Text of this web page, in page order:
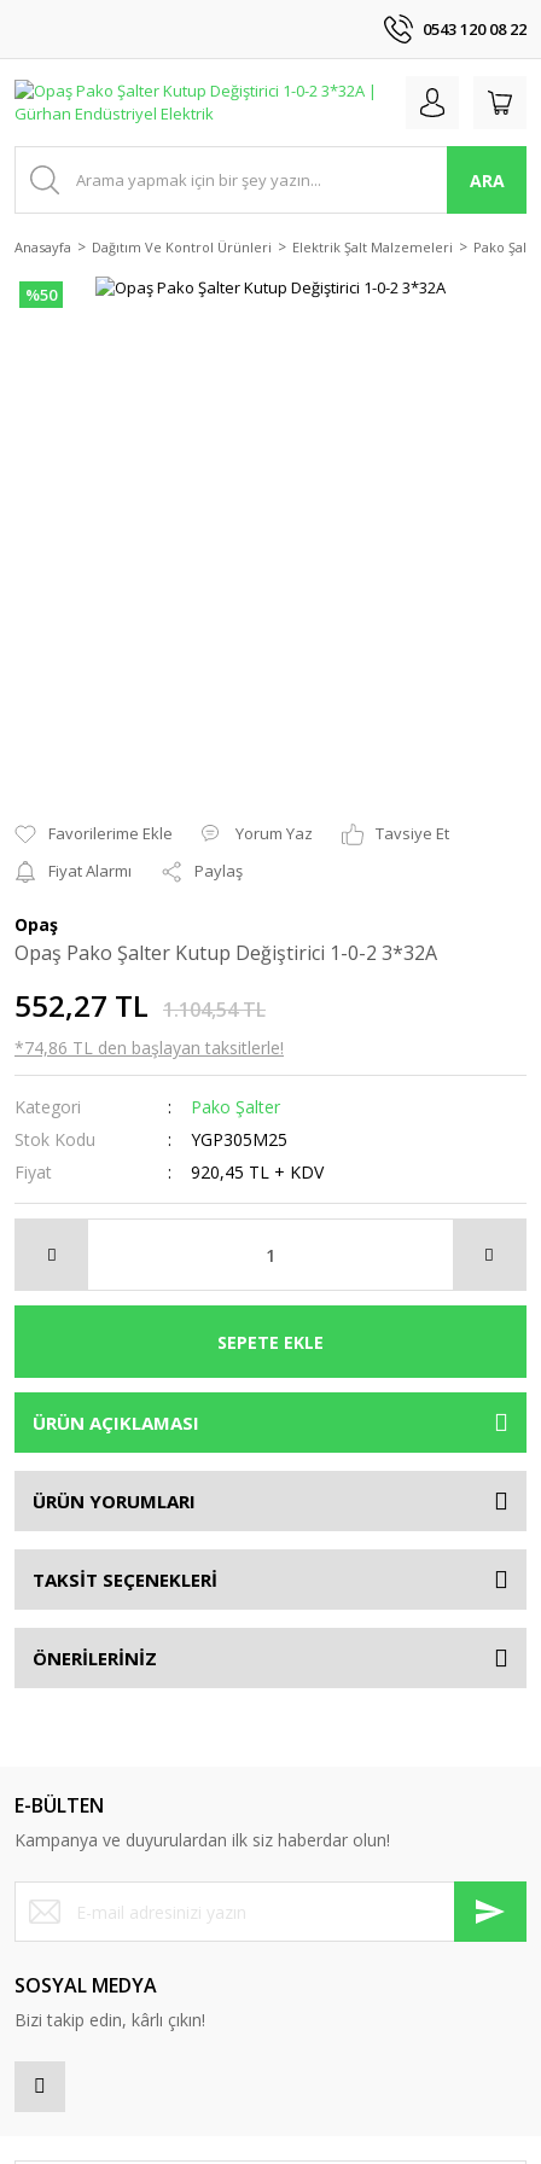
0543 120 08 22
ARA
Anasayfa Dağıtım Ve Kontrol Ürünleri Elektrik Şalt Malzemeleri Pako
%50
Yorum Yaz
Tavsiye Et
Fiyat Alarmı
Paylaş
Opaş
Opaş Pako Şalter Kutup Değiştirici 1-0-2 3*32A
552,27 TL 1.104,54 TL
*74,86 TL den başlayan taksitlerle!
Kategori
Pako Şalter
Stok Kodu
YGP305M25
Fiyat
920,45 TL + KDV
SEPETE EKLE
ÜRÜN AÇIKLAMASI
ÜRÜN YORUMLARI
TAKSİT SEÇENEKLERİ
ÖNERİLERİNİZ
E-BÜLTEN
Kampanya ve duyurulardan ilk siz haberdar olun!
SOSYAL MEDYA
Bizi takip edin, kârlı çıkın!